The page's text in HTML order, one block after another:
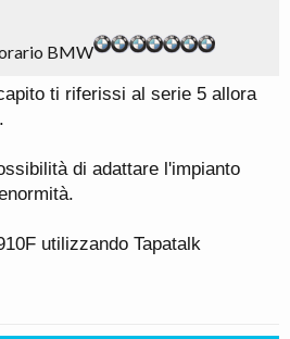
BMW
ti riferissi al serie 5 allora
di adattare l'impianto
utilizzando Tapatalk